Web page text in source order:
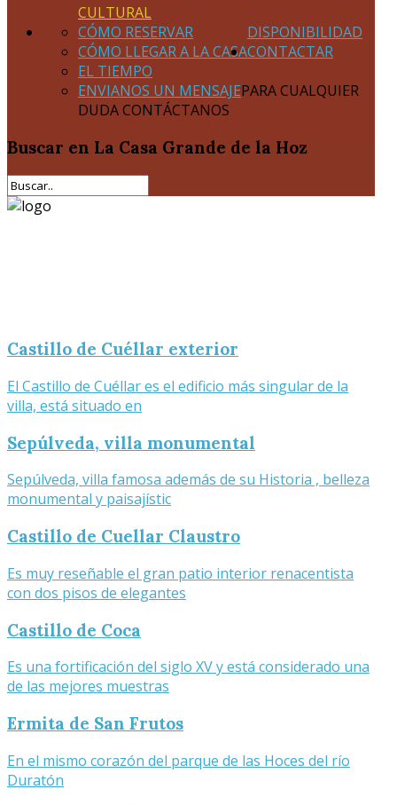
CULTURAL
DISPONIBILIDAD
CÓMO RESERVAR
CÓMO LLEGAR A LA CASA
EL TIEMPO
CONTACTAR
ENVIANOS UN MENSAJEPARA CUALQUIER
DUDA CONTÁCTANOS
Buscar en La Casa Grande de la Hoz
Castillo de Cuéllar exterior
El Castillo de Cuéllar es el edificio más singular de la
villa, está situado en
Sepúlveda, villa monumental
Sepúlveda, villa famosa además de su Historia , belleza
monumental y paisajístic
Castillo de Cuellar Claustro
Es muy reseñable el gran patio interior renacentista
con dos pisos de elegantes
Castillo de Coca
Es una fortificación del siglo XV y está considerado una
de las mejores muestras
Ermita de San Frutos
En el mismo corazón del parque de las Hoces del río
Duratón